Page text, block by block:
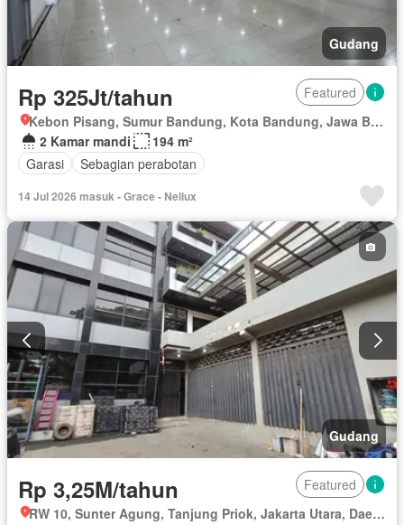
Gudang
Rp 325Jt/tahun
Featured
Kebon Pisang, Sumur Bandung, Kota Bandung, Jawa Barat
2 Kamar mandi
194 m²
Garasi
Sebagian perabotan
14 Jul 2026 masuk - Grace - Nellux
Gudang
Rp 3,25M/tahun
Featured
RW 10, Sunter Agung, Tanjung Priok, Jakarta Utara, Daerah Khusus Ibukota Jakarta